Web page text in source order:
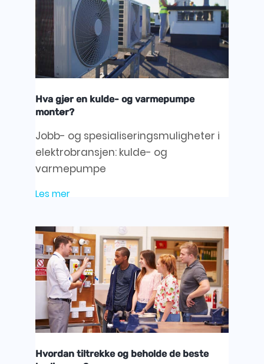
Hva gjør en kulde- og varmepumpe
montør?
Jobb- og spesialiseringsmuligheter i
elektrobransjen: kulde- og
varmepumpe
Les mer
Hvordan tiltrekke og beholde de beste